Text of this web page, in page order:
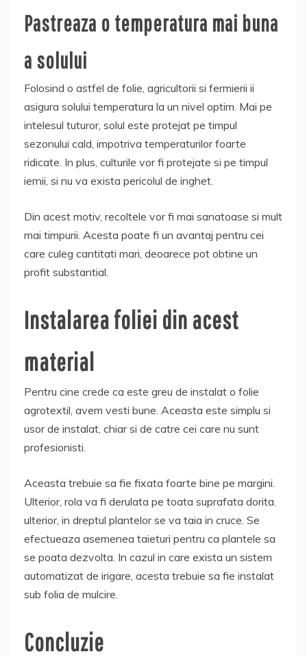
Pastreaza o temperatura mai buna
a solului
Folosind o astfel de folie, agricultorii si fermierii ii
asigura solului temperatura la un nivel optim. Mai pe
intelesul tuturor, solul este protejat pe timpul
sezonului cald, impotriva temperaturilor foarte
ridicate. In plus, culturile vor fi protejate si pe timpul
iernii, si nu va exista pericolul de inghet.
Din acest motiv, recoltele vor fi mai sanatoase si mult
mai timpurii. Acesta poate fi un avantaj pentru cei
care culeg cantitati mari, deoarece pot obtine un
profit substantial.
Instalarea foliei din acest
material
Pentru cine crede ca este greu de instalat o folie
agrotextil, avem vesti bune. Aceasta este simplu si
usor de instalat, chiar si de catre cei care nu sunt
profesionisti.
Aceasta trebuie sa fie fixata foarte bine pe margini.
Ulterior, rola va fi derulata pe toata suprafata dorita.
ulterior, in dreptul plantelor se va taia in cruce. Se
efectueaza asemenea taieturi pentru ca plantele sa
se poata dezvolta. In cazul in care exista un sistem
automatizat de irigare, acesta trebuie sa fie instalat
sub folia de mulcire.
Concluzie